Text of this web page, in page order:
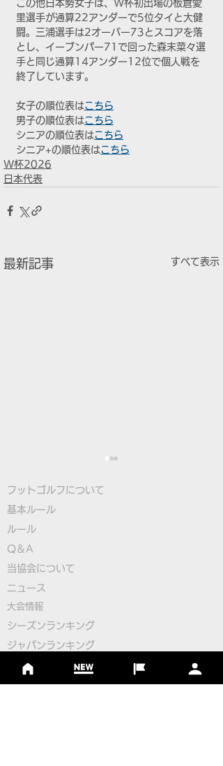
この他日本勢女子は、W杯初出場の板倉愛
里選手が通算22アンダーで5位タイと大健
闘。三浦選手は2オーバー73とスコアを落
とし、イーブンパー71で回った森末菜々選
手と同じ通算14アンダー12位で個人戦を
終了しています。
女子の順位表はこちら
男子の順位表はこちら
シニアの順位表はこちら
シニア+の順位表はこちら
W杯2026
日本代表
最新記事 すべて表示
大塚選手が日本勢トップ
ゴルフ初のユースW杯開
幕！
フットゴルフについて
基本ルール
ルール
Q＆A
​当協会について
​ニュース
大会情報
シーズンランキング
ジャパンランキング
ジュニアツアー
ジュニアポイントランク